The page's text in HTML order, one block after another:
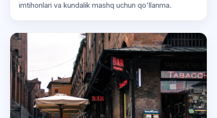
imtihonlari va kundalik mashq uchun qo'llanma.